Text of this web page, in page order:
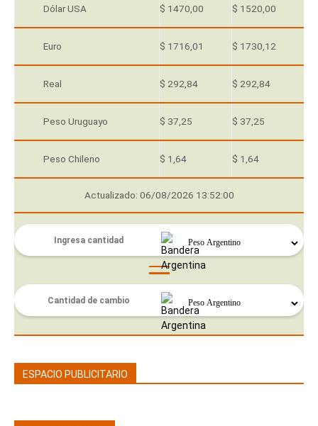
Dólar USA $ 1470,00 $ 1520,00
Euro $ 1716,01 $ 1730,12
Real $ 292,84 $ 292,84
Peso Uruguayo $ 37,25 $ 37,25
Peso Chileno $ 1,64 $ 1,64
Actualizado: 06/08/2026 13:52:00
ESPACIO PUBLICITARIO